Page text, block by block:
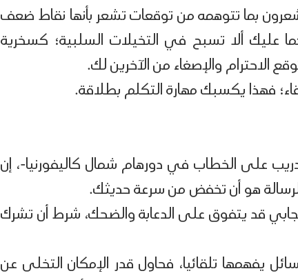
يشعرون بما تتوهمه من توقعات تشعر بأنها نقاط ضعف
عليك ألا تسبح في التخيلات السلبية؛ كسخرية
الاحترام والإصغاء من الآخرين لك.
فهذا يكسبك مهارة التكلم بطلاقة.
على الخطاب في دورهام شمال كاليفورنيا-، إن
هو أن تخفض من سرعة حديثك.
قد يتفوق على الدعابة والضحك، شرط أن تشرك
يفهمها تلقائيا، فحاول قدر الإمكان التخلى عن